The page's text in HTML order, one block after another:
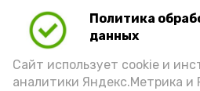
Политика
данных
Сайт использует cookie и
аналитики Яндекс.Метрика и